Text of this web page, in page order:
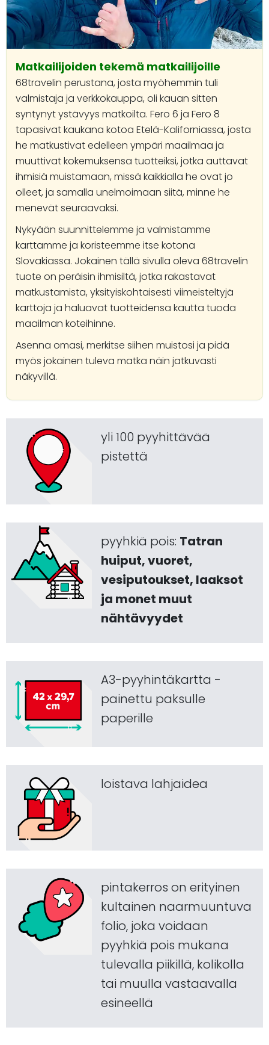
Matkailijoiden tekemä matkailijoille
68travelin perustana, josta myöhemmin tuli
valmistaja ja verkkokauppa, oli kauan sitten
syntynyt ystävyys matkoilta. Fero 6 ja Fero 8
tapasivat kaukana kotoa Etelä-Kaliforniassa, josta
he matkustivat edelleen ympäri maailmaa ja
muuttivat kokemuksensa tuotteiksi, jotka auttavat
ihmisiä muistamaan, missä kaikkialla he ovat jo
olleet, ja samalla unelmoimaan siitä, minne he
menevät seuraavaksi.
Nykyään suunnittelemme ja valmistamme
karttamme ja koristeemme itse kotona
Slovakiassa. Jokainen tällä sivulla oleva 68travelin
tuote on peräisin ihmisiltä, jotka rakastavat
matkustamista, yksityiskohtaisesti viimeisteltyjä
karttoja ja haluavat tuotteidensa kautta tuoda
maailman koteihinne.
Asenna omasi, merkitse siihen muistosi ja pidä
myös jokainen tuleva matka näin jatkuvasti
näkyvillä.
yli 100 pyyhittävää
pistettä
pyyhkiä pois: Tatran
huiput, vuoret,
vesiputoukset, laaksot
ja monet muut
nähtävyydet
A3-pyyhintäkartta -
painettu paksulle
paperille
loistava lahjaidea
pintakerros on erityinen
kultainen naarmuuntuva
folio, joka voidaan
pyyhkiä pois mukana
tulevalla piikillä, kolikolla
tai muulla vastaavalla
esineellä